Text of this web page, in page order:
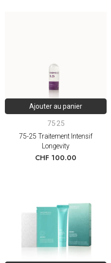
Ajouter au panier
75·25
75-25 Traitement Intensif
Longevity
CHF 100.00